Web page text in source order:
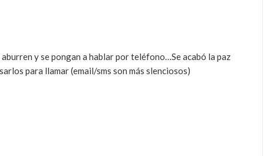
y se pongan a hablar por teléfono…Se acabó la paz
para llamar (email/sms son más slenciosos)